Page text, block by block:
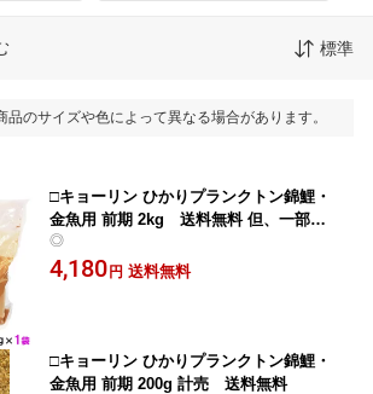
標準
品のサイズや色によって異なる場合があります。
□キョーリン ひかりプランクトン錦鯉・
金魚用 前期 2kg 送料無料 但、一部地
域除 2点目より400円引
◎
4,180 円 送料無料
□キョーリン ひかりプランクトン錦鯉・
金魚用 前期 200g 計売 送料無料